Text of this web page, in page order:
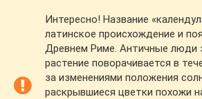
Интересно! Название
латинское происхождение и
Древнем Риме. Античные люди
растение поворачивается в
за изменениями положения
раскрывшиеся цветки похожи